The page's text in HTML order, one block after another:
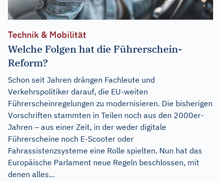
Technik & Mobilität
Welche Folgen hat die Führerschein-
Reform?
Schon seit Jahren drängen Fachleute und
Verkehrspolitiker darauf, die EU-weiten
Führerscheinregelungen zu modernisieren. Die bisherigen
Vorschriften stammten in Teilen noch aus den 2000er-
Jahren – aus einer Zeit, in der weder digitale
Führerscheine noch E-Scooter oder
Fahrassistenzsysteme eine Rolle spielten. Nun hat das
Europäische Parlament neue Regeln beschlossen, mit
denen alles...